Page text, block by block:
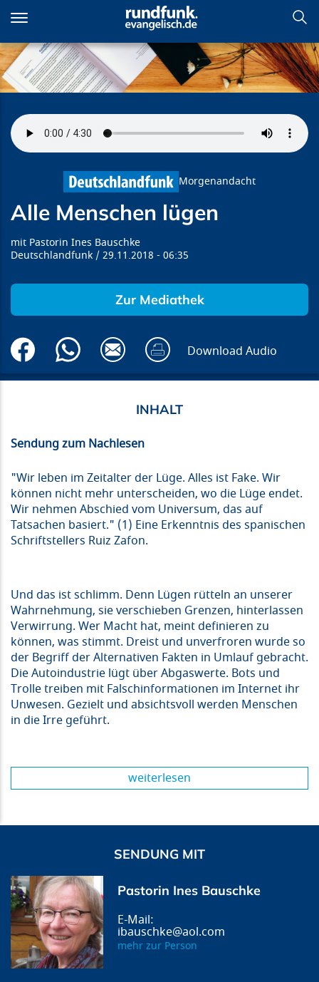
zum
Inhalt
Alle Menschen lügen
Morgenandacht
Alle Menschen lügen
Pastorin Ines Bauschke
Deutschlandfunk
29.11.2018 06:35
Zur Mediathek
Download Audio
Sendung zum Nachlesen
"Wir leben im Zeitalter der Lüge. Alles ist Fake. Wir
können nicht mehr unterscheiden, wo die Lüge endet.
Wir nehmen Abschied vom Universum, das auf
Tatsachen basiert." (1) Eine Erkenntnis des spanischen
Schriftstellers Ruiz Zafon.
Und das ist schlimm. Denn Lügen rütteln an unserer
Wahrnehmung, sie verschieben Grenzen, hinterlassen
Verwirrung. Wer Macht hat, meint definieren zu
können, was stimmt. Dreist und unverfroren wurde so
der Begriff der Alternativen Fakten in Umlauf gebracht.
Die Autoindustrie lügt über Abgaswerte. Bots und
Trolle treiben mit Falschinformationen im Internet ihr
Unwesen. Gezielt und absichtsvoll werden Menschen
in die Irre geführt.
weiterlesen
SENDUNG MIT
Pastorin Ines Bauschke
ibauschke@aol.com
mehr zur Person